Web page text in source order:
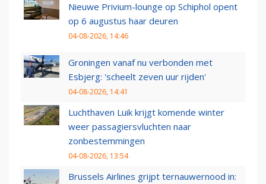
Nieuwe Privium-lounge op Schiphol opent
op 6 augustus haar deuren
04-08-2026, 14:46
Groningen vanaf nu verbonden met
Esbjerg: 'scheelt zeven uur rijden'
04-08-2026, 14:41
Luchthaven Luik krijgt komende winter
weer passagiersvluchten naar
zonbestemmingen
04-08-2026, 13:54
Brussels Airlines grijpt ternauwernood in: